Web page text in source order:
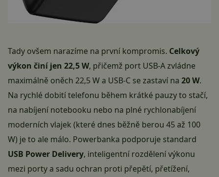
Tady ovšem narazíme na první kompromis. Celkový
výkon činí jen 22,5 W, přičemž port USB-A zvládne
maximálně oněch 22,5 W a USB-C se zastaví na 20 W.
Na rychlé dobití telefonu během krátké pauzy to stačí,
na nabíjení notebooku nebo na plné rychlonabíjení
moderních vlajek (které dnes běžně berou 45 až 100
W) je to ale málo. Powerbanka podporuje standard
USB Power Delivery, inteligentní rozdělení výkonu
mezi porty a sadu ochran proti přepětí, přetížení,